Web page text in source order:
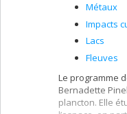
Hyunmo
directrice:
UdeM)
Sophie
UdeM)
Métaux
Impacts
Lacs
Fleuves
Le programme
Bernadette
plancton. Elle